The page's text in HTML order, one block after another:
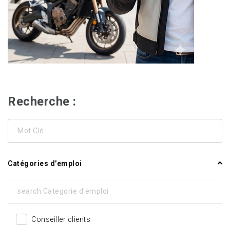
Recherche :
Catégories d'emploi
Conseiller clients